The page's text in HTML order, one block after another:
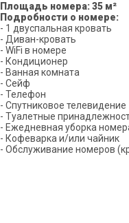
Площадь номера: 35 м²
Подробности о номере:
- 1 двуспальная кровать
- Диван-кровать
- WiFi в номере
- Кондиционер
- Ванная комната
- Сейф
- Телефон
- Спутниковое телевидение
- Туалетные
- Ежедневная уборка
- Кофеварка и/или чайник
- Обслуживание номеров